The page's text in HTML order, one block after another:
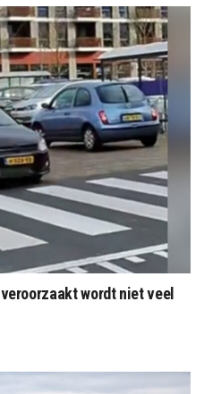
wordt niet veel